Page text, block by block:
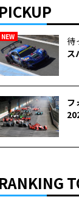
PICKUP
NEW
待
ス
フ
RANKING